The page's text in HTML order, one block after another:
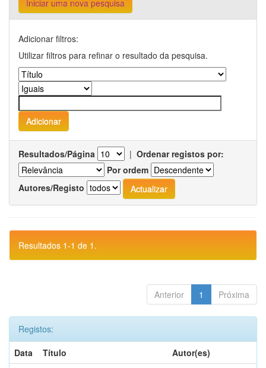
Iniciar uma nova pesquisa
Adicionar filtros:
Utilizar filtros para refinar o resultado da pesquisa.
Resultados/Página | Ordenar registos por:
Por ordem
Autores/Registo
Resultados 1-1 de 1.
Anterior 1 Próxima
Registos:
Data
Título
Autor(es)